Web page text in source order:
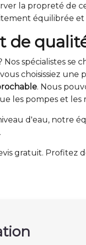
la propreté de
équilibrée et
de
Nos spécialistes se
choisissiez
. Nous
les pompes et les
d'eau,
gratuit. Profitez